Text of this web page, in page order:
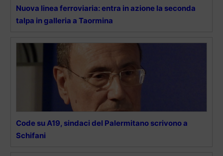
Nuova linea ferroviaria: entra in azione la seconda
talpa in galleria a Taormina
Code su A19, sindaci del Palermitano scrivono a
Schifani